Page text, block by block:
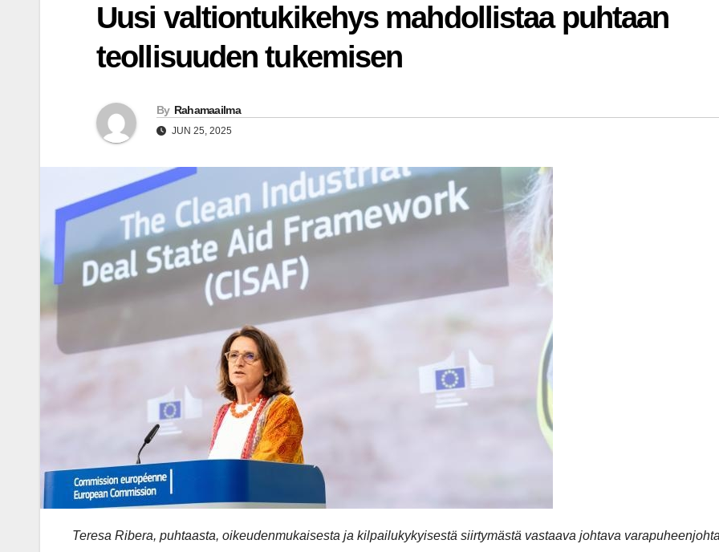
Uusi valtiontukikehys mahdollistaa puhtaan
teollisuuden tukemisen
By Rahamaailma
JUN 25, 2025
Teresa Ribera, puhtaasta, oikeudenmukaisesta ja kilpailukykyisestä siirtymästä vastaava johtava